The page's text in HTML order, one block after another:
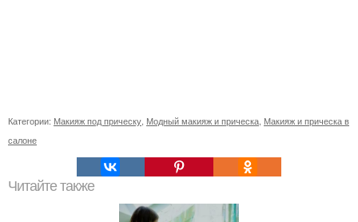
Категории: Макияж под прическу Модный макияж и прическа Макияж и прическа в
салоне
Читайте также